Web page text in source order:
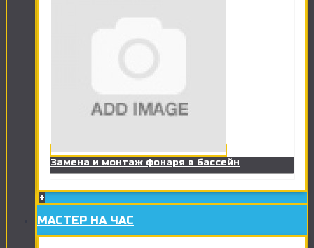
Замена и монтаж фонаря в бассейн
+
МАСТЕР НА ЧАС